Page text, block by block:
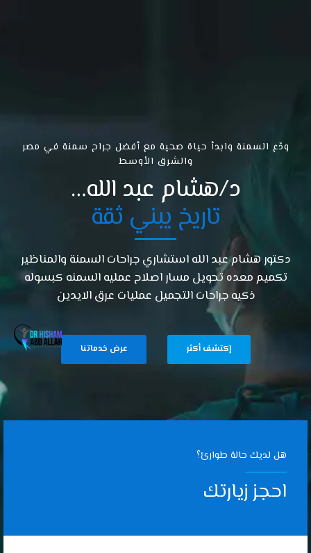
ودّع السمنة وابدأ حياة صحية مع أفضل جراح سمنة في مصر
والشرق الأوسط
د/هشام عبد الله…
تاريخ يبني ثقة
دكتور هشام عبد الله استشاري جراحات السمنة والمناظير
تكميم معده تحويل مسار اصلاح عمليه السمنه كبسوله
ذكيه جراحات التجميل عمليات عرق الايدين
إكتشف أكثر عرض خدماتنا
هل لديك حالة طوارئ؟
احجز زيارتك